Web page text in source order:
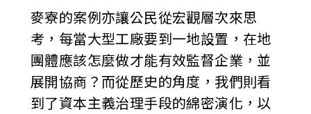
麥寮的案例亦讓公民從宏觀層次來思
考，每當大型工廠要到一地設置，在地
團體應該怎麼做才能有效監督企業，並
展開協商？而從歷史的角度，我們則看
到了資本主義治理手段的綿密演化，以